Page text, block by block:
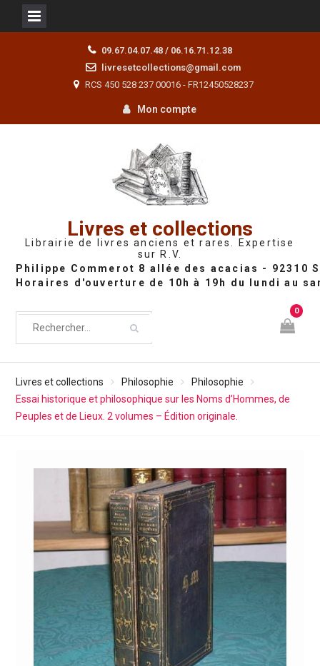
09.67.04.07.48 / 06.16.71.12.38
livresetcollections@gmail.com
RCS 450 528 237 00016 - FR12450528237
Mon compte
Livres et collections
Librairie de livres anciens et rares. Expertise
sur R.V.
0
Livres et collections Philosophie
Philosophie
Essai historique et philosophique sur les Noms d’Hommes, de
Peuples et de Lieux. 2 volumes – Édition originale.